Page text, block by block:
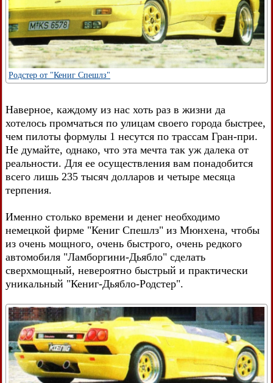
Родстер от "Кениг Спешлз"
Наверное, каждому из нас хоть раз в жизни да
хотелось промчаться по улицам своего города быстрее,
чем пилоты формулы 1 несутся по трассам Гран-при.
Не думайте, однако, что эта мечта так уж далека от
реальности. Для ее осуществления вам понадобится
всего лишь 235 тысяч долларов и четыре месяца
терпения.
Именно столько времени и денег необходимо
немецкой фирме "Кениг Спешлз" из Мюнхена, чтобы
из очень мощного, очень быстрого, очень редкого
автомобиля "Ламборгини-Дьябло" сделать
сверхмощный, невероятно быстрый и практически
уникальный "Кениг-Дьябло-Родстер".